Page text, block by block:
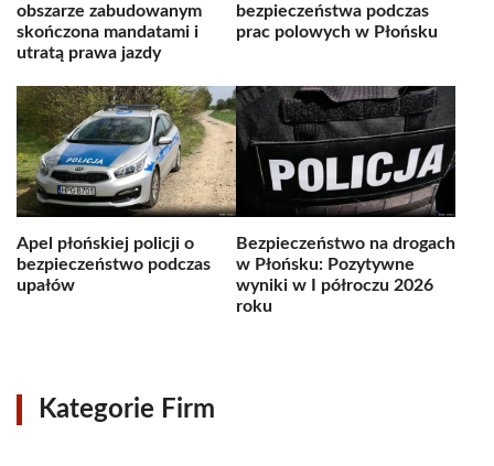
obszarze zabudowanym
skończona mandatami i
utratą prawa jazdy
bezpieczeństwa podczas
prac polowych w Płońsku
Apel płońskiej policji o
bezpieczeństwo podczas
upałów
Bezpieczeństwo na drogach
w Płońsku: Pozytywne
wyniki w I półroczu 2026
roku
Kategorie Firm